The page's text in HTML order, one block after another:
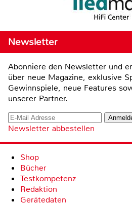
Newsletter
Abonniere den Newsletter und
über neue Magazine, exklusive
Gewinnspiele, neue Features
unserer Partner.
Newsletter abbestellen
Shop
Bücher
Testkompetenz
Redaktion
Gerätedaten